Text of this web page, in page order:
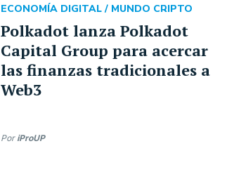
Polkadot lanza Polkadot
Capital Group para acercar
las finanzas tradicionales a
Web3
ECONOMÍA DIGITAL / MUNDO CRIPTO
Por iProUP